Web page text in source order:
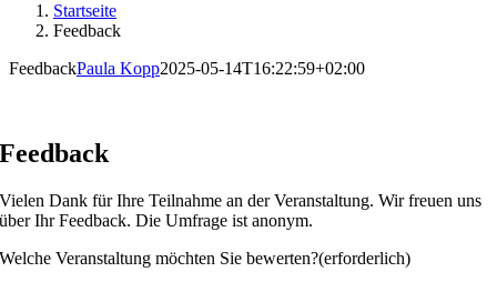
Startseite
Feedback
FeedbackPaula Kopp2025-05-14T16:22:59+02:00
Feedback
Vielen Dank für Ihre Teilnahme an der Veranstaltung. Wir freuen uns
über Ihr Feedback. Die Umfrage ist anonym.
Welche Veranstaltung möchten Sie bewerten?(erforderlich)